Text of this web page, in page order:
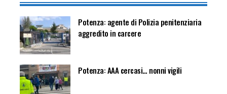
Potenza: agente di Polizia penitenziaria
aggredito in carcere
Potenza: AAA cercasi… nonni vigili